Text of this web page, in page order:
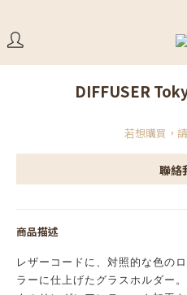
DIFFUSER
若想購買，
聯絡
商品描述
レザーコードに、対照的な色の
ラーに仕上げたグラスホルダー